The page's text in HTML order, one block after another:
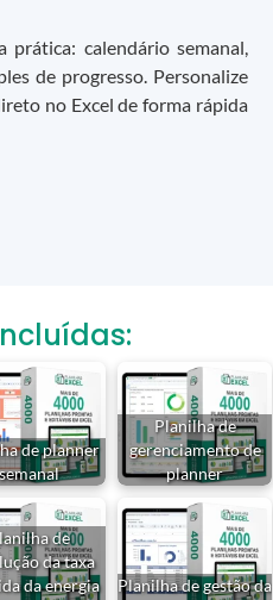
prática: calendário semanal,
de progresso. Personalize
no Excel de forma rápida
de planner
Planilha de
gerenciamento de
planner
de
da taxa
da energia
Planilha de gestão da